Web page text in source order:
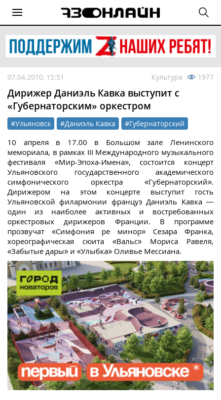
07.04.2010, 15:51 Культура 1977
Дирижер Даниэль Кавка выступит с
«Губернаторским» оркестром
#Ульяновск #Даниэль Кавка #Губернаторский
10 апреля в 17.00 в Большом зале Ленинского
мемориала, в рамках III Международного музыкального
фестиваля «Мир-Эпоха-Имена», состоится концерт
Ульяновского государственного академического
симфонического оркестра «Губернаторский».
Дирижером на этом концерте выступит гость
Ульяновской филармонии француз Даниэль Кавка —
один из наиболее активных и востребованных
оркестровых дирижеров Франции. В программе
прозвучат «Симфония ре минор» Сезара Франка,
хореографическая сюита «Вальс» Мориса Равеля,
«Забытые дары» и «Улыбка» Оливье Мессиана.